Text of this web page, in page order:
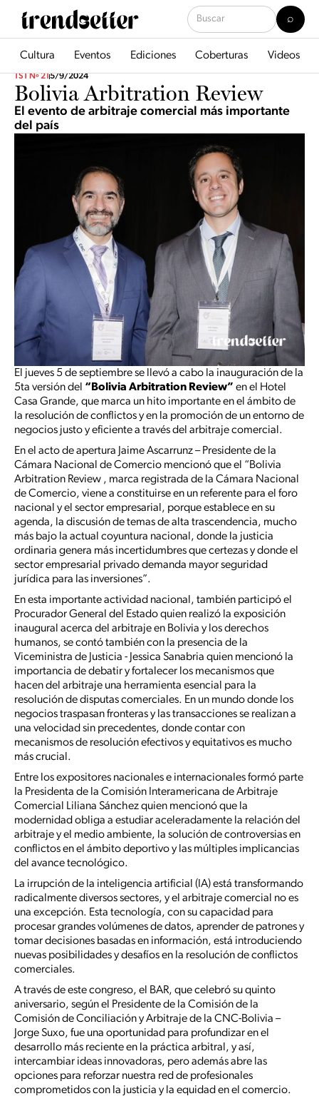
Cultura Eventos Ediciones Coberturas Videos
TST Nº 215/9/2024
Bolivia Arbitration Review
El evento de arbitraje comercial más importante
del país
El jueves 5 de septiembre se llevó a cabo la inauguración de la
5ta versión del “Bolivia Arbitration Review” en el Hotel
Casa Grande, que marca un hito importante en el ámbito de
la resolución de conflictos y en la promoción de un entorno de
negocios justo y eficiente a través del arbitraje comercial.
En el acto de apertura Jaime Ascarrunz – Presidente de la
Cámara Nacional de Comercio mencionó que el “Bolivia
Arbitration Review , marca registrada de la Cámara Nacional
de Comercio, viene a constituirse en un referente para el foro
nacional y el sector empresarial, porque establece en su
agenda, la discusión de temas de alta trascendencia, mucho
más bajo la actual coyuntura nacional, donde la justicia
ordinaria genera más incertidumbres que certezas y donde el
sector empresarial privado demanda mayor seguridad
jurídica para las inversiones”.
En esta importante actividad nacional, también participó el
Procurador General del Estado quien realizó la exposición
inaugural acerca del arbitraje en Bolivia y los derechos
humanos, se contó también con la presencia de la
Viceministra de Justicia - Jessica Sanabria quien mencionó la
importancia de debatir y fortalecer los mecanismos que
hacen del arbitraje una herramienta esencial para la
resolución de disputas comerciales. En un mundo donde los
negocios traspasan fronteras y las transacciones se realizan a
una velocidad sin precedentes, donde contar con
mecanismos de resolución efectivos y equitativos es mucho
más crucial.
Entre los expositores nacionales e internacionales formó parte
la Presidenta de la Comisión Interamericana de Arbitraje
Comercial Liliana Sánchez quien mencionó que la
modernidad obliga a estudiar aceleradamente la relación del
arbitraje y el medio ambiente, la solución de controversias en
conflictos en el ámbito deportivo y las múltiples implicancias
del avance tecnológico.
La irrupción de la inteligencia artificial (IA) está transformando
radicalmente diversos sectores, y el arbitraje comercial no es
una excepción. Esta tecnología, con su capacidad para
procesar grandes volúmenes de datos, aprender de patrones y
tomar decisiones basadas en información, está introduciendo
nuevas posibilidades y desafíos en la resolución de conflictos
comerciales.
A través de este congreso, el BAR, que celebró su quinto
aniversario, según el Presidente de la Comisión de la
Comisión de Conciliación y Arbitraje de la CNC-Bolivia –
Jorge Suxo, fue una oportunidad para profundizar en el
desarrollo más reciente en la práctica arbitral, y así,
intercambiar ideas innovadoras, pero además abre las
opciones para reforzar nuestra red de profesionales
comprometidos con la justicia y la equidad en el comercio.